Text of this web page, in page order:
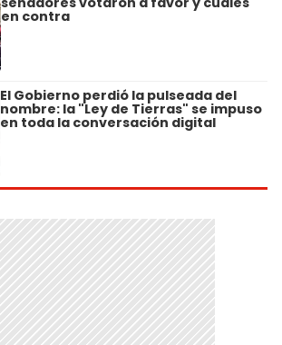
en contra
El Gobierno perdió la pulseada del
nombre: la "Ley de Tierras" se impuso
en toda la conversación digital